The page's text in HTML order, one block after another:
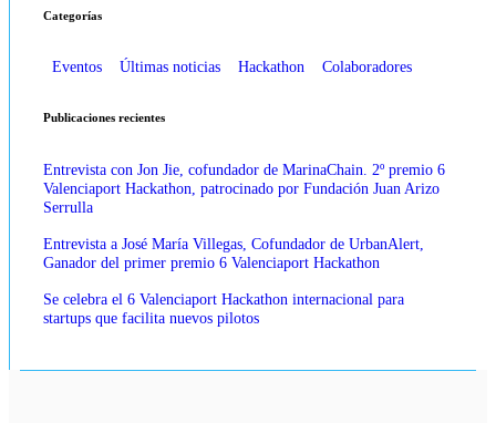
Categorías
Eventos Últimas noticias Hackathon Colaboradores
Publicaciones recientes
Entrevista con Jon Jie, cofundador de MarinaChain. 2º premio 6
Valenciaport Hackathon, patrocinado por Fundación Juan Arizo
Serrulla
Entrevista a José María Villegas, Cofundador de UrbanAlert,
Ganador del primer premio 6 Valenciaport Hackathon
Se celebra el 6 Valenciaport Hackathon internacional para
startups que facilita nuevos pilotos